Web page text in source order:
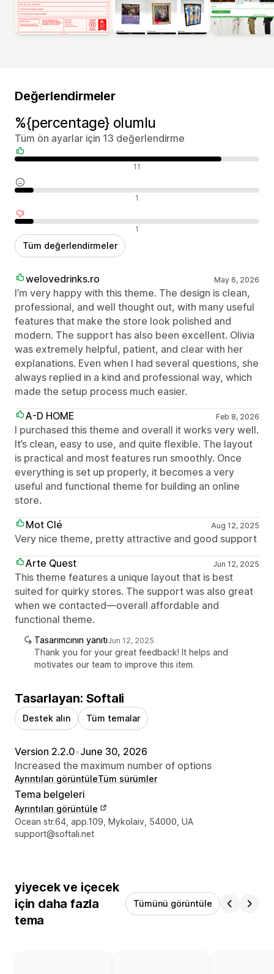
Değerlendirmeler
%{percentage} olumlu
Tüm ön ayarlar için 13 değerlendirme
Olumlu değerlendirmeler 11
Nötr değerlendirmeler 1
Olumsuz değerlendirmeler 1
Tüm değerlendirmeler
welovedrinks.ro May 6, 2026
I’m very happy with this theme. The design is clean,
professional, and well thought out, with many useful
features that make the store look polished and
modern. The support has also been excellent. Olivia
was extremely helpful, patient, and clear with her
explanations. Even when I had several questions, she
always replied in a kind and professional way, which
made the setup process much easier.
A-D HOME
Feb 8, 2026
I purchased this theme and overall it works very well.
It’s clean, easy to use, and quite flexible. The layout
is practical and most features run smoothly. Once
everything is set up properly, it becomes a very
useful and functional theme for building an online
store.
Mot Clé
Aug 12, 2025
Very nice theme, pretty attractive and good support
Arte Quest
Jun 12, 2025
This theme features a unique layout that is best
suited for quirky stores. The support was also great
when we contacted—overall affordable and
functional theme.
Tasarımcının yanıtıJun 12, 2025
Thank you for your great feedback! It helps and
motivates our team to improve this item.
Tasarlayan: Softali
Destek alın Tüm temalar
Version 2.2.0•June 30, 2026
Increased the maximum number of options
Ayrıntıları görüntüleTüm sürümler
Tema belgeleri
Ayrıntıları görüntüle
Tasarımcı iletişim bilgileri
Ocean str.64, app.109, Mykolaiv, 54000, UA
support@softali.net
yiyecek ve içecek
için daha fazla
tema
Tümünü görüntüle